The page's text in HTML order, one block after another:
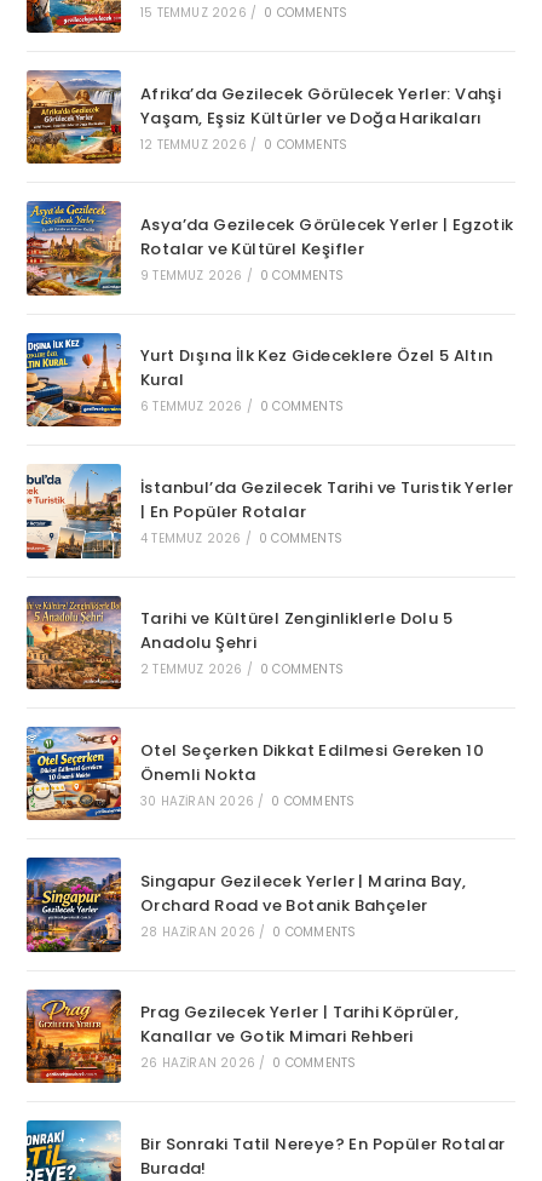
15 TEMMUZ 2026 / 0 COMMENTS
Afrika’da Gezilecek Görülecek Yerler: Vahşi
Yaşam, Eşsiz Kültürler ve Doğa Harikaları
12 TEMMUZ 2026 / 0 COMMENTS
Asya’da Gezilecek Görülecek Yerler | Egzotik
Rotalar ve Kültürel Keşifler
9 TEMMUZ 2026 / 0 COMMENTS
Yurt Dışına İlk Kez Gideceklere Özel 5 Altın
Kural
6 TEMMUZ 2026 / 0 COMMENTS
İstanbul’da Gezilecek Tarihi ve Turistik Yerler
| En Popüler Rotalar
4 TEMMUZ 2026 / 0 COMMENTS
Tarihi ve Kültürel Zenginliklerle Dolu 5
Anadolu Şehri
2 TEMMUZ 2026 / 0 COMMENTS
Otel Seçerken Dikkat Edilmesi Gereken 10
Önemli Nokta
30 HAZIRAN 2026 / 0 COMMENTS
Singapur Gezilecek Yerler | Marina Bay,
Orchard Road ve Botanik Bahçeler
28 HAZIRAN 2026 / 0 COMMENTS
Prag Gezilecek Yerler | Tarihi Köprüler,
Kanallar ve Gotik Mimari Rehberi
26 HAZIRAN 2026 / 0 COMMENTS
Bir Sonraki Tatil Nereye? En Popüler Rotalar
Burada!